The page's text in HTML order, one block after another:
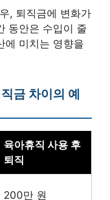
, 퇴직금에 변화가
동안은 수입이 줄
에 미치는 영향을
금 차이의 예
육아휴직 사용 후
퇴직
200만 원